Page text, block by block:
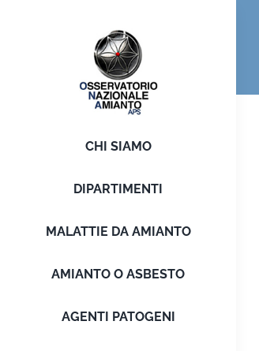
CHI SIAMO
DIPARTIMENTI
MALATTIE DA AMIANTO
AMIANTO O ASBESTO
AGENTI PATOGENI